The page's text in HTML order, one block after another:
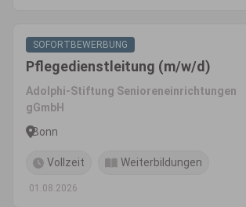
SOFORTBEWERBUNG
Pflegedienstleitung (m/w/d)
Adolphi-Stiftung Senioreneinrichtungen
gGmbH
Bonn
Vollzeit Weiterbildungen
01.08.2026